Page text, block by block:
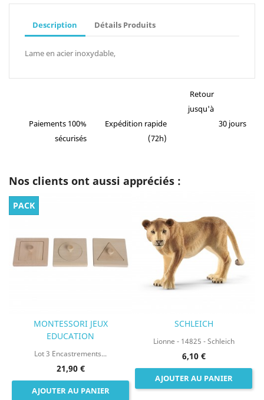
Description Détails Produits
Lame en acier inoxydable,
Paiements 100%
sécurisés
Expédition rapide
(72h)
Retour
jusqu'à
30 jours
Nos clients ont aussi appréciés :
PACK
MONTESSORI JEUX
EDUCATION
Lot 3 Encastrements...
21,90 €
AJOUTER AU PANIER
SCHLEICH
Lionne - 14825 - Schleich
6,10 €
AJOUTER AU PANIER